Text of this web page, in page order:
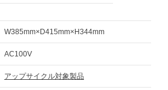
W385mm×D415mm×H344mm
AC100V
アップサイクル対象製品